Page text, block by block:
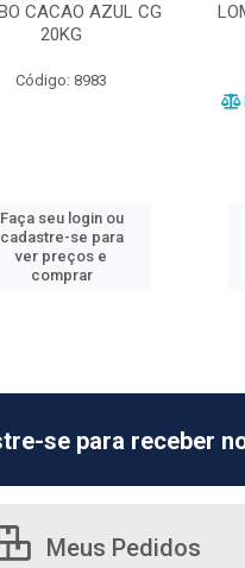
CACAO AZUL CG
20KG
Código: 8983
Faça seu login ou
cadastre-se para
ver preços e
comprar
se para receber
Meus Pedidos